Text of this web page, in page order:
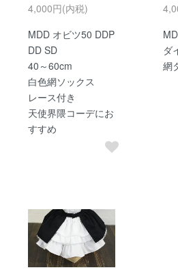
4,000円(内税)
MDD オビツ50 DDP
DD SD
40～60cm
白色網ソックス
レース付き
天使界隈コーデにお
すすめ
ダ
網